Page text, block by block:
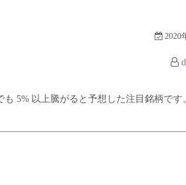
2020
5% 以上騰がると予想した注目銘柄です